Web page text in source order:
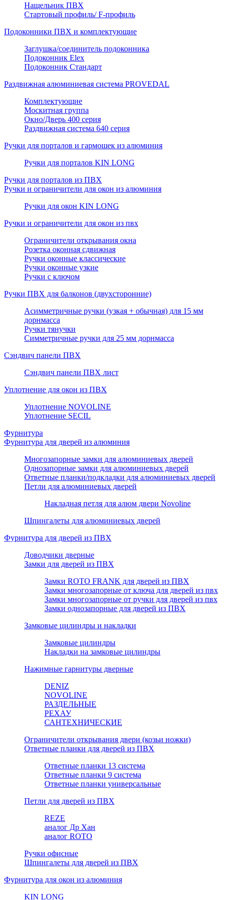
Нащельник ПВХ
Стартовый профиль/ F-профиль
Подоконники ПВХ и комплектующие
Заглушка/соединитель подоконника
Подоконник Elex
Подоконник Стандарт
Раздвижная алюминиевая система PROVEDAL
Комплектующие
Москитная группа
Окно/Дверь 400 серия
Раздвижная система 640 серия
Ручки для порталов и гармошек из алюминия
Ручки для порталов KIN LONG
Ручки для порталов из ПВХ
Ручки и ограничители для окон из алюминия
Ручки для окон KIN LONG
Ручки и ограничители для окон из пвх
Ограничители открывания окна
Розетка оконная сдвижная
Ручки оконные классические
Ручки оконные узкие
Ручки с ключом
Ручки ПВХ для балконов (двухсторонние)
Асимметричные ручки (узкая + обычная) для 15 мм
дорнмасса
Ручки тянучки
Симметричные ручки для 25 мм дорнмасса
Сэндвич панели ПВХ
Сэндвич панели ПВХ лист
Уплотнение для окон из ПВХ
Уплотнение NOVOLINE
Уплотнение SECIL
Фурнитура
Фурнитура для дверей из алюминия
Многозапорные замки для алюминиевых дверей
Однозапорные замки для алюминиевых дверей
Ответные планки/подкладки для алюминиевых дверей
Петли для алюминиевых дверей
Накладная петля для алюм двери Novoline
Шпингалеты для алюминиевых дверей
Фурнитура для дверей из ПВХ
Доводчики дверные
Замки для дверей из ПВХ
Замки ROTO FRANK для дверей из ПВХ
Замки многозапорные от ключа для дверей из пвх
Замки многозапорные от ручки для дверей из пвх
Замки однозапорные для дверей из ПВХ
Замковые цилиндры и накладки
Замковые цилиндры
Накладки на замковые цилиндры
Нажимные гарнитуры дверные
DENIZ
NOVOLINE
РАЗДЕЛЬНЫЕ
РЕХАУ
САНТЕХНИЧЕСКИЕ
Ограничители открывания двери (козьи ножки)
Ответные планки для дверей из ПВХ
Ответные планки 13 система
Ответные планки 9 система
Ответные планки универсальные
Петли для дверей из ПВХ
REZE
аналог Др Хан
аналог ROTO
Ручки офисные
Шпингалеты для дверей из ПВХ
Фурнитура для окон из алюминия
KIN LONG